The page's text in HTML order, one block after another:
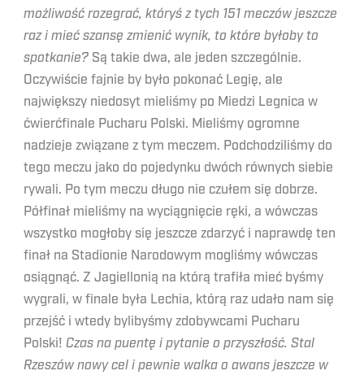
możliwość rozegrać, któryś z tych 151 meczów jeszcze
raz i mieć szansę zmienić wynik, to które byłoby to
spotkanie? Są takie dwa, ale jeden szczególnie.
Oczywiście fajnie by było pokonać Legię, ale
największy niedosyt mieliśmy po Miedzi Legnica w
ćwierćfinale Pucharu Polski. Mieliśmy ogromne
nadzieje związane z tym meczem. Podchodziliśmy do
tego meczu jako do pojedynku dwóch równych siebie
rywali. Po tym meczu długo nie czułem się dobrze.
Półfinał mieliśmy na wyciągnięcie ręki, a wówczas
wszystko mogłoby się jeszcze zdarzyć i naprawdę ten
finał na Stadionie Narodowym mogliśmy wówczas
osiągnąć. Z Jagiellonią na którą trafiła mieć byśmy
wygrali, w finale była Lechia, którą raz udało nam się
przejść i wtedy bylibyśmy zdobywcami Pucharu
Polski! Czas na puentę i pytanie o przyszłość. Stal
Rzeszów nowy cel i pewnie walka o awans jeszcze w